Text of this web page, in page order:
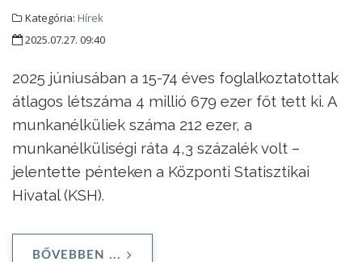
Kategória: Hírek
2025.07.27. 09:40
2025 júniusában a 15-74 éves foglalkoztatottak
átlagos létszáma 4 millió 679 ezer főt tett ki. A
munkanélküliek száma 212 ezer, a
munkanélküliségi ráta 4,3 százalék volt –
jelentette pénteken a Központi Statisztikai
Hivatal (KSH).
BŐVEBBEN ...